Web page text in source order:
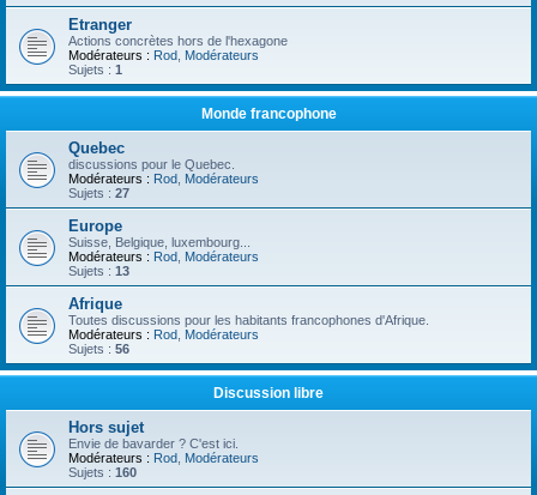
Etranger
Actions concrètes hors de l'hexagone
Modérateurs : Rod Modérateurs
Sujets : 1
Monde francophone
Quebec
discussions pour le Quebec.
Modérateurs : Rod Modérateurs
Sujets : 27
Europe
Suisse, Belgique, luxembourg...
Modérateurs : Rod Modérateurs
Sujets : 13
Afrique
Toutes discussions pour les habitants francophones d'Afrique.
Modérateurs : Rod Modérateurs
Sujets : 56
Discussion libre
Hors sujet
Envie de bavarder ? C'est ici.
Modérateurs : Rod Modérateurs
Sujets : 160